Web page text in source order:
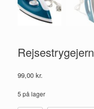
Rejsestrygejern
99,00 kr.
5 på lager